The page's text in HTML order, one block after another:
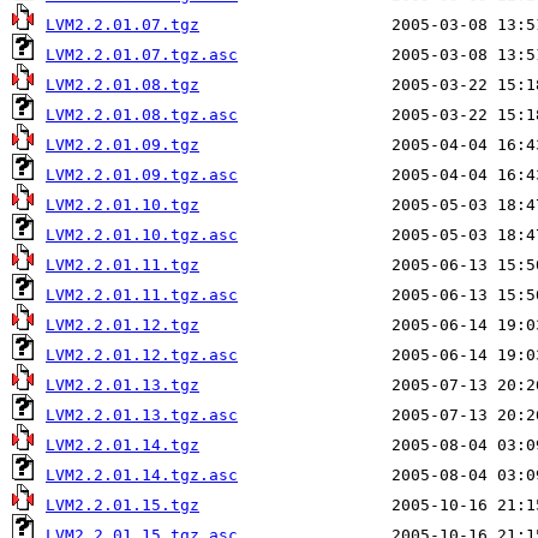
LVM2.2.01.07.tgz
LVM2.2.01.07.tgz.asc
LVM2.2.01.08.tgz
LVM2.2.01.08.tgz.asc
LVM2.2.01.09.tgz
LVM2.2.01.09.tgz.asc
LVM2.2.01.10.tgz
LVM2.2.01.10.tgz.asc
LVM2.2.01.11.tgz
LVM2.2.01.11.tgz.asc
LVM2.2.01.12.tgz
LVM2.2.01.12.tgz.asc
LVM2.2.01.13.tgz
LVM2.2.01.13.tgz.asc
LVM2.2.01.14.tgz
LVM2.2.01.14.tgz.asc
LVM2.2.01.15.tgz